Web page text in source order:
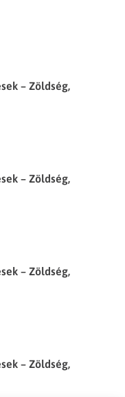
– Zöldség,
– Zöldség,
– Zöldség,
– Zöldség,